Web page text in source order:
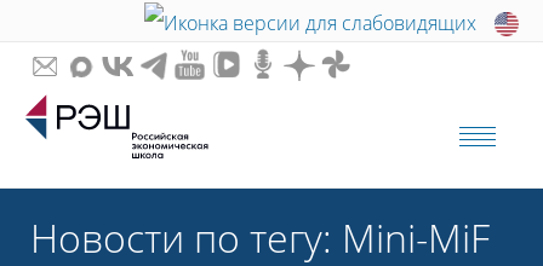
Новости по тегу: Mini-MiF